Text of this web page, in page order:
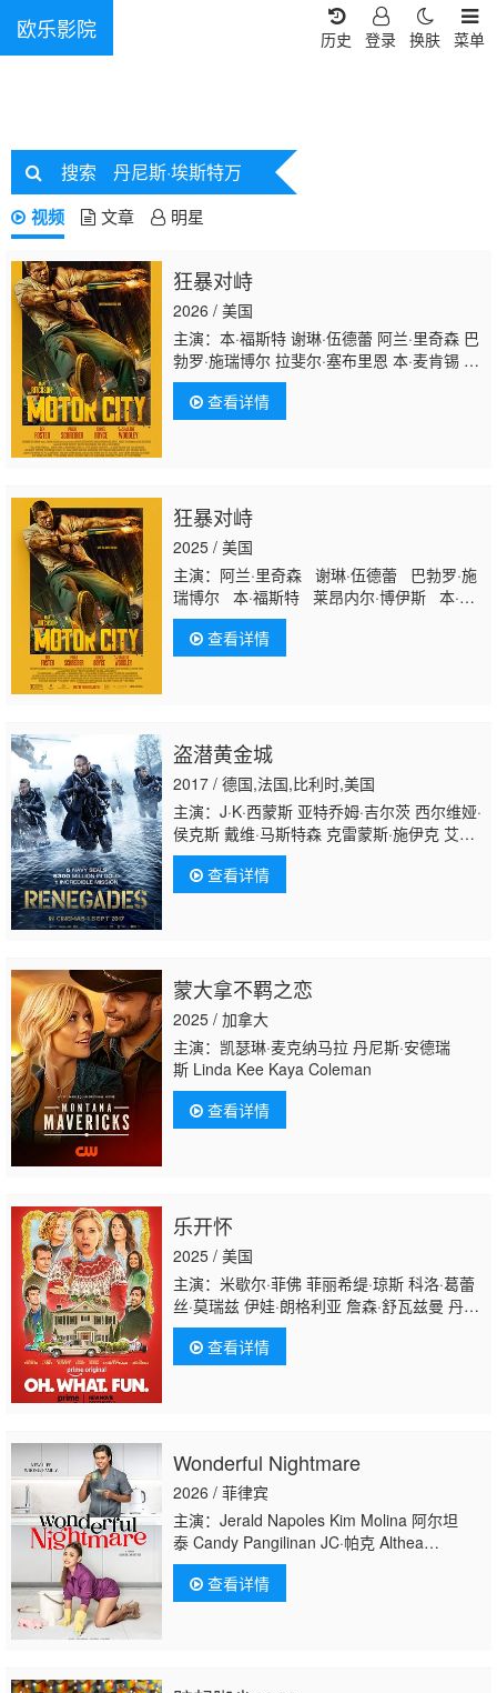
欧乐影院 菜单
换肤
登录
历史
搜索 丹尼斯·埃斯特万
视频 文章 明星
狂暴对峙
2026 / 美国
主演：本·福斯特 谢琳·伍德蕾 阿兰·里奇森 巴
勃罗·施瑞博尔 拉斐尔·塞布里恩 本·麦肯锡 多
米尼克·博加特 米斯特·菲茨杰拉德 丹尼斯·法
尼 奥列格·亚历山大罗维奇 莱昂内尔·博伊
斯 汤姆·约翰逊 阿马尔·查达-帕特尔 斯科特·沃
查看详情
狂暴对峙
2025 / 美国
主演：阿兰·里奇森 谢琳·伍德蕾 巴勃罗·施
瑞博尔 本·福斯特 莱昂内尔·博伊斯 本·麦
肯锡 阿马尔·查达-帕特尔 拉斐尔·塞布里恩
彼得·爱泼斯坦 多米尼克·博加特 斯科特·沃
格尔 汤姆·约翰逊 奥列格·亚历山大罗维奇
查看详情
盗潜黄金城
2017 / 德国,法国,比利时,美国
主演：J·K·西蒙斯 亚特乔姆·吉尔茨 西尔维娅·
侯克斯 戴维·马斯特森 克雷蒙斯·施伊克 艾文·
布莱纳 迪尔梅德·默塔 沙利文·斯特普尔顿 查
理·比尤利 约书亚·亨利 迪米特里·列奥尼达
斯 彼得·达沃 卡里姆·谢里夫 丹尼斯·布里兹
查看详情
蒙大拿不羁之恋
2025 / 加拿大
主演：凯瑟琳·麦克纳马拉 丹尼斯·安德瑞
斯 Linda Kee Kaya Coleman
查看详情
乐开怀
2025 / 美国
主演：米歇尔·菲佛 菲丽希缇·琼斯 科洛·葛蕾
丝·莫瑞兹 伊娃·朗格利亚 詹森·舒瓦兹曼 丹妮
尔·布鲁克斯 茉德·阿帕图 丹尼斯·利瑞 多米尼
克·塞萨 陈冲 哈瓦娜·罗丝·刘 黛芙芮·雅各 海
蒂·纳赛尔 塞尔吉奥·杜克 伊桑·科斯塔尼拉 赛
查看详情
Wonderful Nightmare
2026 / 菲律宾
主演：Jerald Napoles Kim Molina 阿尔坦
泰 Candy Pangilinan JC·帕克 Althea
Ruedas Benj Manalo TJ Valderrama Nicco
Manalo Billy Villeta Phoebe Villamor Pam
Cueza丹尼斯·埃斯特万
查看详情